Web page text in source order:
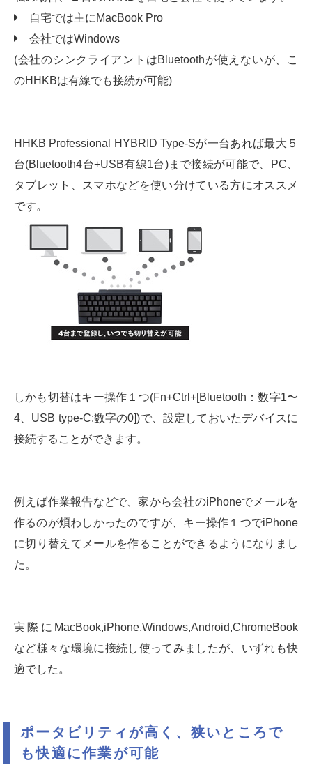
自宅では主にMacBook Pro
会社ではWindows
(会社のシンクライアントはBluetoothが使えないが、こ
のHHKBは有線でも接続が可能)
HHKB Professional HYBRID Type-Sが一台あれば最大５
台(Bluetooth4台+USB有線1台)まで接続が可能で、PC、
タブレット、スマホなどを使い分けている方にオススメ
です。
しかも切替はキー操作１つ(Fn+Ctrl+[Bluetooth：数字1〜
4、USB type-C:数字の0])で、設定しておいたデバイスに
接続することができます。
例えば作業報告などで、家から会社のiPhoneでメールを
作るのが煩わしかったのですが、キー操作１つでiPhone
に切り替えてメールを作ることができるようになりまし
た。
実際にMacBook,iPhone,Windows,Android,ChromeBook
など様々な環境に接続し使ってみましたが、いずれも快
適でした。
ポータビリティが高く、狭いところで
も快適に作業が可能